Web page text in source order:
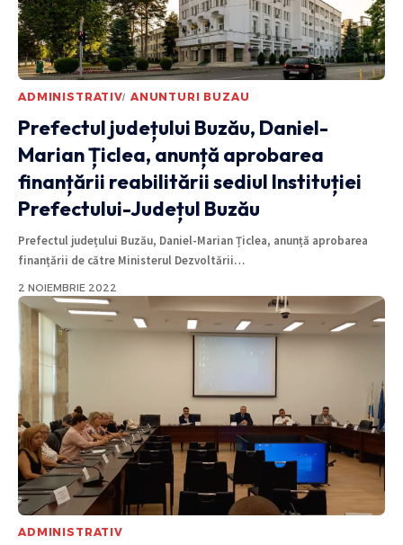
ADMINISTRATIV ANUNTURI BUZAU
Prefectul județului Buzău, Daniel-
Marian Țiclea, anunță aprobarea
finanțării reabilitării sediul Instituției
Prefectului-Județul Buzău
Prefectul județului Buzău, Daniel-Marian Țiclea, anunță aprobarea
finanțării de către Ministerul Dezvoltării…
2 NOIEMBRIE 2022
ADMINISTRATIV